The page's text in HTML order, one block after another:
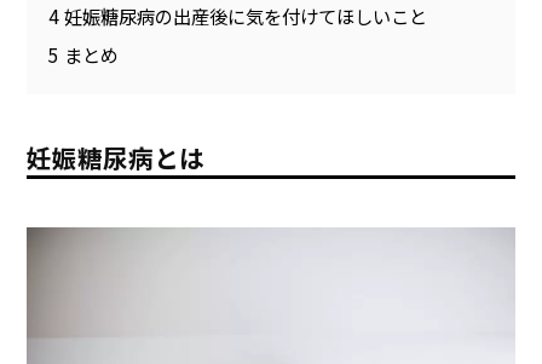
4 妊娠糖尿病の出産後に気を付けてほしいこと
5 まとめ
妊娠糖尿病とは